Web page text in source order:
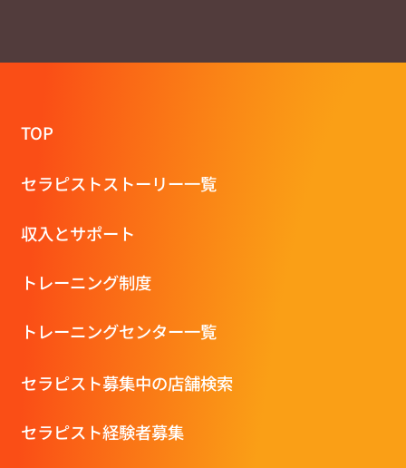
TOP
セラピストストーリー一覧
収⼊とサポート
トレーニング制度
トレーニングセンター一覧
セラピスト募集中の店舗検索
セラピスト経験者募集